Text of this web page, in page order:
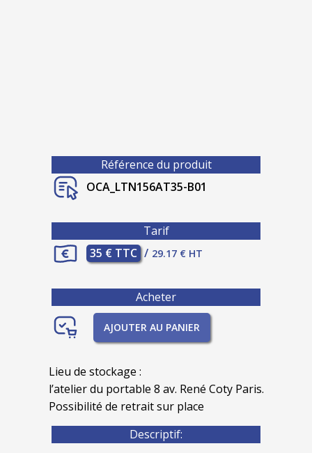
Référence du produit
OCA_LTN156AT35-B01
Tarif
35 € TTC / 29.17 € HT
Acheter
AJOUTER AU PANIER
Lieu de stockage :
l’atelier du portable 8 av. René Coty Paris.
Possibilité de retrait sur place
Descriptif: